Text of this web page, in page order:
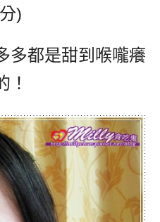
)
多都是甜到喉嚨癢
！